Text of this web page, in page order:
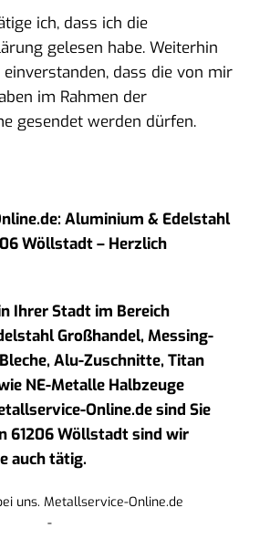
ich, dass ich die
gelesen habe. Weiterhin
dass die von mir
im Rahmen der
gesendet werden dürfen.
Aluminium & Edelstahl
Wöllstadt – Herzlich
Ihrer Stadt im Bereich
Großhandel, Messing-
Alu-Zuschnitte, Titan
NE-Metalle Halbzeuge
Online.de sind Sie
61206 Wöllstadt sind wir
auch tätig.
uns. Metallservice-Online.de
-